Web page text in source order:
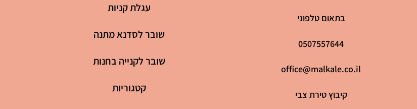
בתאום טלפוני
0507557644
office@malkale.co.il
קיבוץ טירת צבי
עגלת קניות
שובר לסדנא מתנה
שובר לקנייה בחנות
קטגוריות